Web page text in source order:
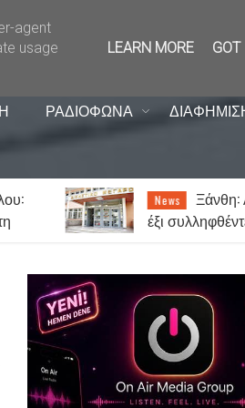
ΡΑΔΙΟΦΩΝΑ
News
Ξάνθη:
έξι συλληφθέντες
agent
usage
LEARN MORE GOT